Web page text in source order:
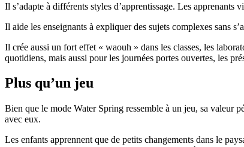
Il s’adapte à différents styles d’apprentissage. Les
Il aide les enseignants à expliquer des sujets complexes sans
Il crée aussi un fort effet « waouh » dans les classes, les
quotidiens, mais aussi pour les journées portes ouvertes, les
Plus qu’un jeu
Bien que le mode Water Spring ressemble à un jeu, sa valeur
avec eux.
Les enfants apprennent que de petits changements dans le